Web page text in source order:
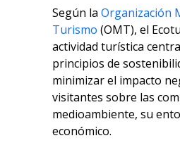
Según la Organización
Turismo (OMT), el
actividad turística
principios de
minimizar el impacto
visitantes sobre las
medioambiente, su
económico.